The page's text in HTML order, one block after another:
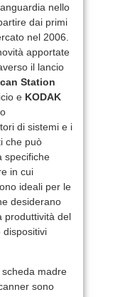
nello
dai primi
nel 2006.
apportate
il lancio
Station
e KODAK
di sistemi e i
che può
specifiche
in cui
ideali per le
desiderano
produttività del
dispositivi
madre
sono